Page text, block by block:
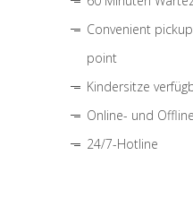
Convenient
point
Kindersitze
Online- und
24/7-Hotline